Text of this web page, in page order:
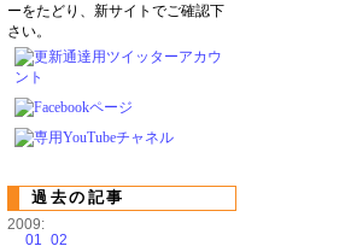
ーをたどり、新サイトでご確認下
さい。
過去の記事
2009:
01 02